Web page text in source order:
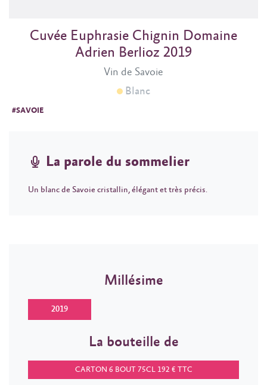
Vin de Savoie
Cuvée Euphrasie Chignin Domaine
Adrien Berlioz 2019
Blanc
#SAVOIE
La parole du sommelier
Un blanc de Savoie cristallin, élégant et très précis.
Millésime
2019
La bouteille de
CARTON 6 BOUT 75CL 192 € TTC